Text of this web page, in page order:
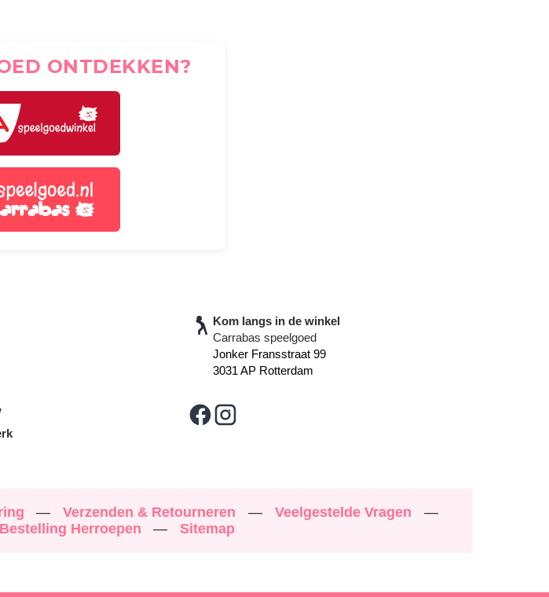
ONTDEKKEN?
Kom langs in de winkel
Carrabas speelgoed
Jonker Fransstraat 99
3031 AP Rotterdam
— Verzenden & Retourneren — Veelgestelde Vragen
—
Bestelling Herroepen — Sitemap